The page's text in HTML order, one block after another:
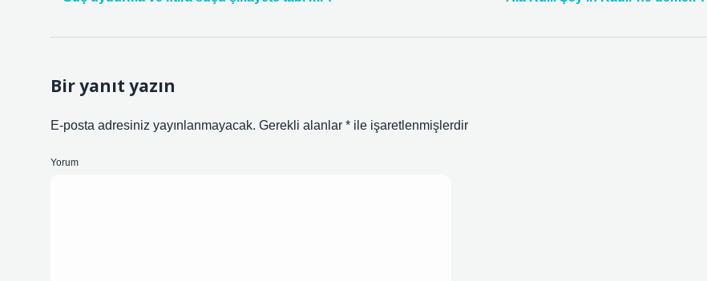
Bir yanıt yazın
E-posta adresiniz yayınlanmayacak. Gerekli alanlar * ile işaretlenmişlerdir
Yorum